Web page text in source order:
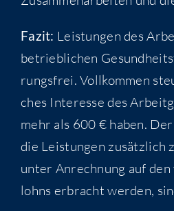
Fazit: Leis­tun­gen des
betrieb­li­chen
rungs­frei. Voll­kom­men
ches Inter­es­se des
mehr als 600 € haben.
die Leis­tun­gen zusätz­lich
unter Anrech­nung auf
lohns erbracht wer­den,